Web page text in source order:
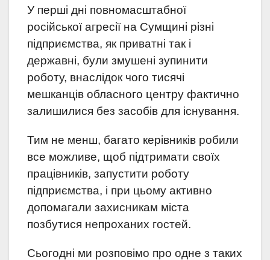
У перші дні повномасштабної
російської агресії на Сумщині різні
підприємства, як приватні так і
державні, були змушені зупинити
роботу, внаслідок чого тисячі
мешканців обласного центру фактично
залишилися без засобів для існування.
Тим не менш, багато керівників робили
все можливе, щоб підтримати своїх
працівників, запустити роботу
підприємства, і при цьому активно
допомагали захисникам міста
позбутися непроханих гостей.
Сьогодні ми розповімо про одне з таких